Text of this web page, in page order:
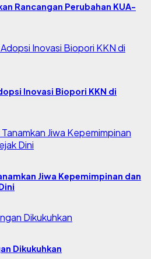
Rancangan Perubahan KUA-
Inovasi Biopori KKN di
Jiwa Kepemimpinan dan
Dikukuhkan